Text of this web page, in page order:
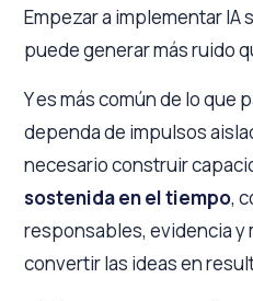
Empezar a implementar IA
puede generar más ruido
Y es más común de lo que
dependa de impulsos
necesario construir
sostenida en el tiempo,
responsables, evidencia y
convertir las ideas en